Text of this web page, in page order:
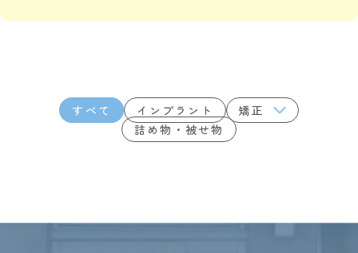
すべて インプラント
矯正
詰め物・被せ物